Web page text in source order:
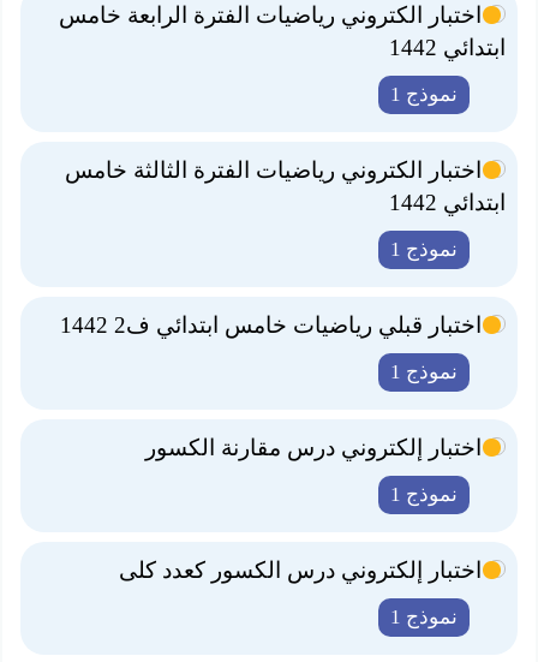
اختبار الكتروني رياضيات الفترة الرابعة خامس
ابتدائي 1442
نموذج 1
اختبار الكتروني رياضيات الفترة الثالثة خامس
ابتدائي 1442
نموذج 1
اختبار قبلي رياضيات خامس ابتدائي ف2 1442
نموذج 1
اختبار إلكتروني درس مقارنة الكسور
نموذج 1
اختبار إلكتروني درس الكسور كعدد كلى
نموذج 1